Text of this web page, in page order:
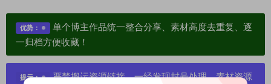
优势：
单个博主作品统一整合分享、素材高度去重复、逐
一归档方便收藏！
提示：
严禁搬运资源链接，一经发现封号处理，素材资源